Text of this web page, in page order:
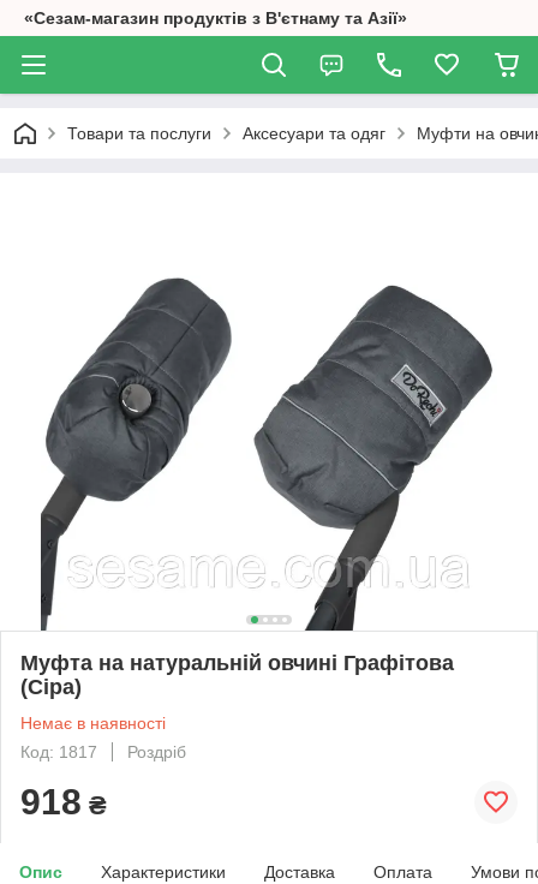
«Сезам-магазин продуктів з В'єтнаму та Азії»
Товари та послуги Аксесуари та одяг Муфти на
Муфта на натуральній овчині Графітова
(Сіра)
Немає в наявності
Код: 1817
Роздріб
918 ₴
Опис Характеристики Доставка Оплата Умови